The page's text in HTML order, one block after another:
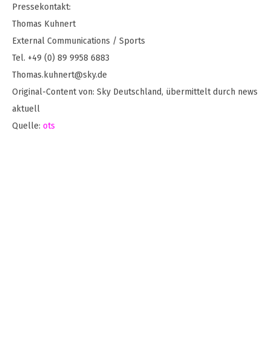
Pressekontakt:
Thomas Kuhnert
External Communications / Sports
Tel. +49 (0) 89 9958 6883
Thomas.kuhnert@sky.de
Original-Content von: Sky Deutschland, übermittelt durch news
aktuell
Quelle: ots